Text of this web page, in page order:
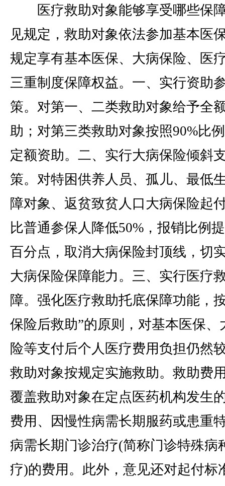
医疗救助对象能够享受哪些保
见规定，救助对象依法参加基本医
规定享有基本医保、大病保险、医
三重制度保障权益。一、实行资助
策。对第一、二类救助对象给予全
助；对第三类救助对象按照90%比
定额资助。二、实行大病保险倾斜
策。对特困供养人员、孤儿、最低
障对象、返贫致贫人口大病保险起
比普通参保人降低50%，报销比例
百分点，取消大病保险封顶线，切
大病保险保障能力。三、实行医疗
障。强化医疗救助托底保障功能，
保险后救助”的原则，对基本医保、
险等支付后个人医疗费用负担仍然
救助对象按规定实施救助。救助费
覆盖救助对象在定点医药机构发生
费用、因慢性病需长期服药或患重
病需长期门诊治疗(简称门诊特殊病
疗)的费用。此外，意见还对起付标